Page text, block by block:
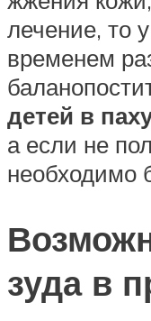
лечение, то
временем
детей в
а если не
необходимо
зуда в